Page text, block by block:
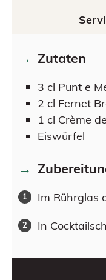
Zutaten
3 cl Punt e
2 cl Fernet
1 cl Crème
Eiswürfel
Im Rührglas
In